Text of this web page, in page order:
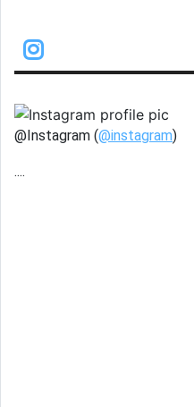
@Instagram (@instagram)
....